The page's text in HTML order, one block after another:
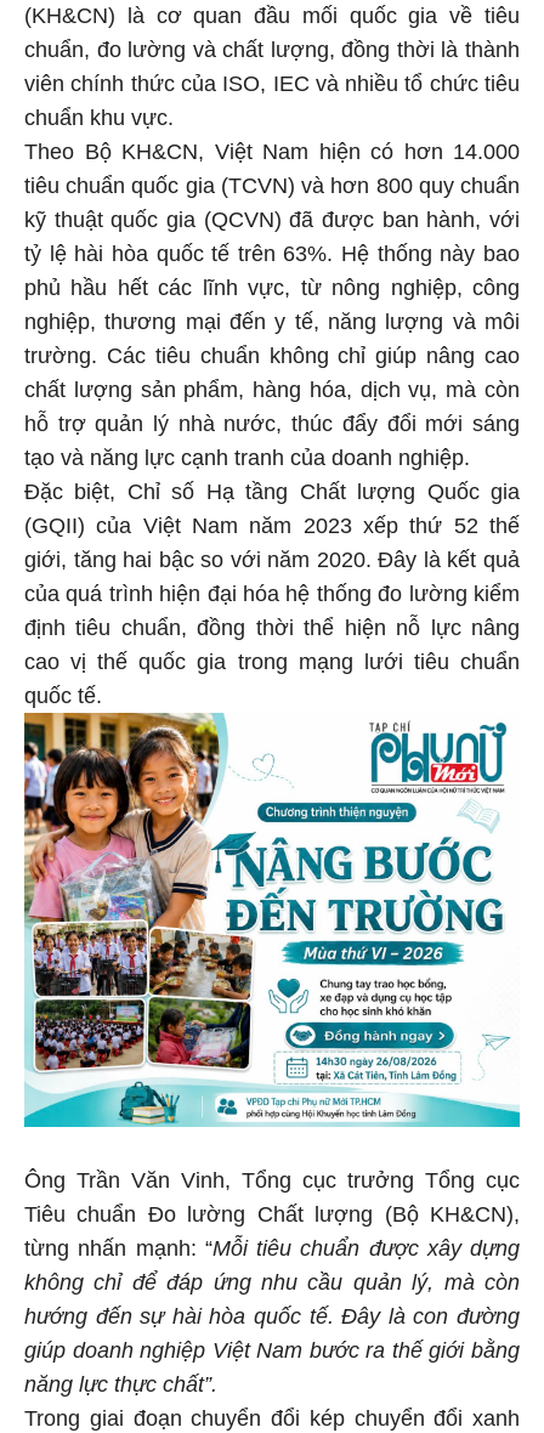
(KH&CN) là cơ quan đầu mối quốc gia về tiêu
chuẩn, đo lường và chất lượng, đồng thời là thành
viên chính thức của ISO, IEC và nhiều tổ chức tiêu
chuẩn khu vực.
Theo Bộ KH&CN, Việt Nam hiện có hơn 14.000
tiêu chuẩn quốc gia (TCVN) và hơn 800 quy chuẩn
kỹ thuật quốc gia (QCVN) đã được ban hành, với
tỷ lệ hài hòa quốc tế trên 63%. Hệ thống này bao
phủ hầu hết các lĩnh vực, từ nông nghiệp, công
nghiệp, thương mại đến y tế, năng lượng và môi
trường. Các tiêu chuẩn không chỉ giúp nâng cao
chất lượng sản phẩm, hàng hóa, dịch vụ, mà còn
hỗ trợ quản lý nhà nước, thúc đẩy đổi mới sáng
tạo và năng lực cạnh tranh của doanh nghiệp.
Đặc biệt, Chỉ số Hạ tầng Chất lượng Quốc gia
(GQII) của Việt Nam năm 2023 xếp thứ 52 thế
giới, tăng hai bậc so với năm 2020. Đây là kết quả
của quá trình hiện đại hóa hệ thống đo lường kiểm
định tiêu chuẩn, đồng thời thể hiện nỗ lực nâng
cao vị thế quốc gia trong mạng lưới tiêu chuẩn
quốc tế.
Ông Trần Văn Vinh, Tổng cục trưởng Tổng cục
Tiêu chuẩn Đo lường Chất lượng (Bộ KH&CN),
từng nhấn mạnh: “Mỗi tiêu chuẩn được xây dựng
không chỉ để đáp ứng nhu cầu quản lý, mà còn
hướng đến sự hài hòa quốc tế. Đây là con đường
giúp doanh nghiệp Việt Nam bước ra thế giới bằng
năng lực thực chất”.
Trong giai đoạn chuyển đổi kép chuyển đổi xanh